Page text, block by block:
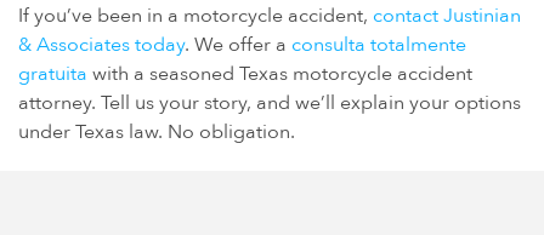
If you’ve been in a motorcycle accident, contact Justinian
& Associates today. We offer a consulta totalmente
gratuita with a seasoned Texas motorcycle accident
attorney. Tell us your story, and we’ll explain your options
under Texas law. No obligation.